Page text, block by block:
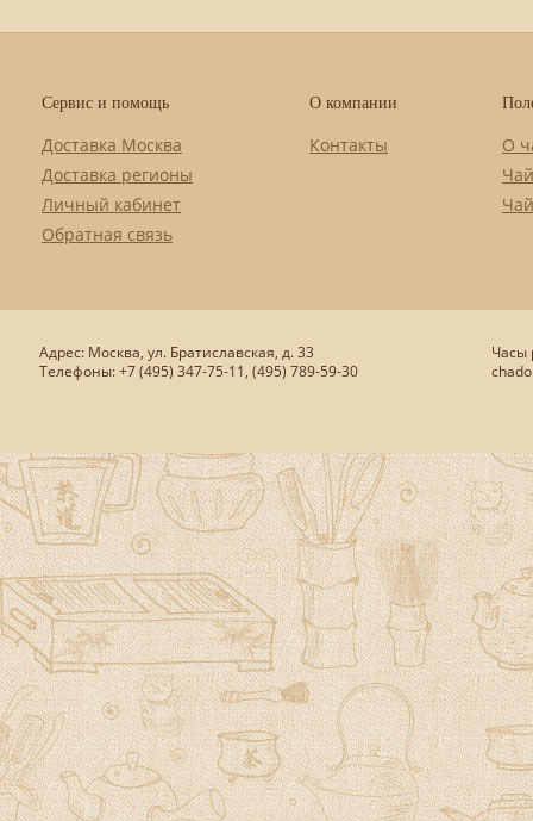
Сервис и помощь
Доставка Москва
Доставка регионы
Личный кабинет
Обратная связь
О компании
Контакты
О
Адрес: Москва, ул. Братиславская, д. 33
Телефоны: +7 (495) 347-75-11, (495) 789-59-30
Часы